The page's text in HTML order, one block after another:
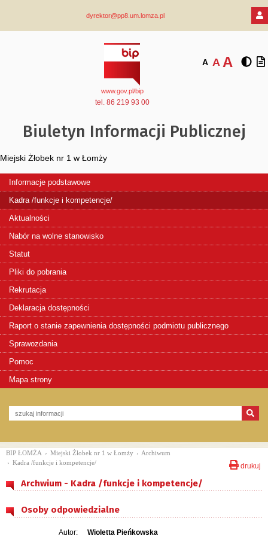
dyrektor@pp8.um.lomza.pl
A A A
www.gov.pl/bip
tel. 86 219 93 00
Biuletyn Informacji Publicznej
Miejski Żłobek nr 1 w Łomży
Informacje podstawowe
Kadra /funkcje i kompetencje/
Aktualności
Nabór na wolne stanowisko
Statut
Pliki do pobrania
Rekrutacja
Deklaracja dostępności
Raport o stanie zapewnienia dostępności podmiotu publicznego
Sprawozdania
Pomoc
Mapa strony
drukuj
BIP ŁOMŻA › Miejski Żłobek nr 1 w Łomży › Archiwum
› Kadra /funkcje i kompetencje/
Archwium - Kadra /funkcje i kompetencje/
Osoby odpowiedzialne
Autor: Wioletta Pieńkowska